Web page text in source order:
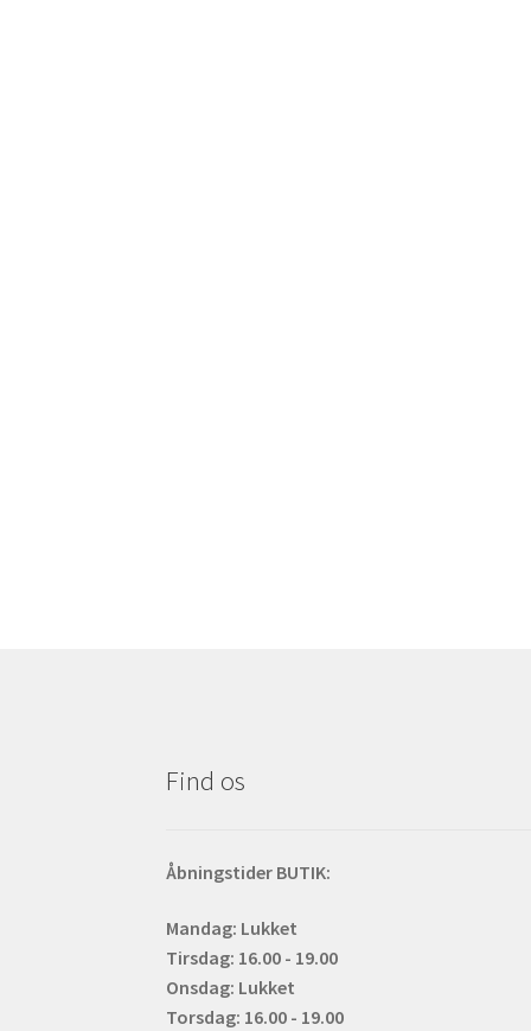
Find os
Åbningstider BUTIK:
Mandag: Lukket
Tirsdag: 16.00 - 19.00
Onsdag: Lukket
Torsdag: 16.00 - 19.00